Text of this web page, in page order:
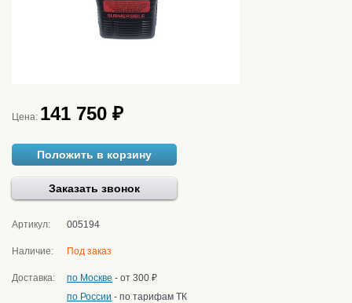
Цена: 141 750 ₽
Положить в корзину
Заказать звонок
Артикул: 005194
Наличие: Под заказ
Доставка: по Москве - от 300 ₽
по России - по тарифам ТК